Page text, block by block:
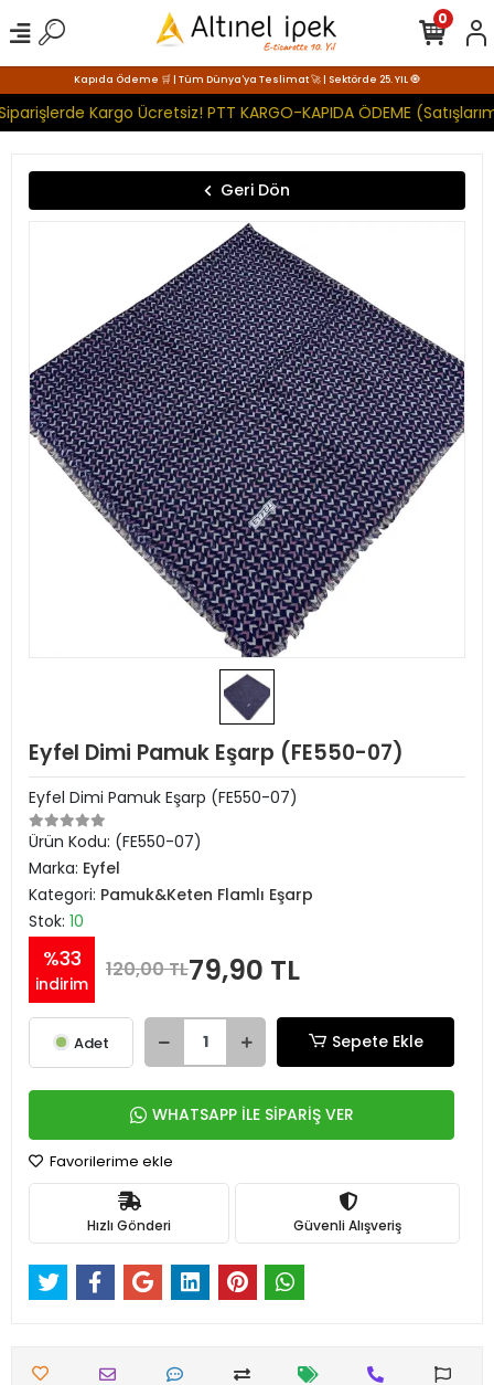
Kapıda Ödeme 🛒 | Tüm Dünya'ya Teslimat 🚀 | Sektörde 25. YIL 🧿
Kargo Ücretsiz! PTT KARGO-KAPIDA ÖDEME
0
Geri Dön
Eyfel Dimi Pamuk Eşarp (FE550-07)
Eyfel Dimi Pamuk Eşarp (FE550-07)
Ürün Kodu: (FE550-07)
Marka: Eyfel
Kategori: Pamuk&Keten Flamlı Eşarp
Stok: 10
%33
indirim
120,00 TL79,90 TL
Adet Sepete Ekle
WHATSAPP İLE SİPARİŞ VER
Favorilerime ekle
Hızlı Gönderi Güvenli Alışveriş